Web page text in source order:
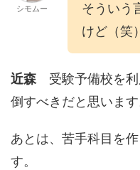
シモムー
そういう
けど（笑）
近森受験予備校を利
倒すべきだと思います
あとは、苦手科目を
す。